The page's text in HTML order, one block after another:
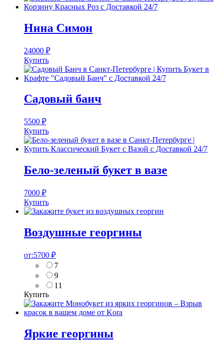
Нина Симон
24000 ₽
Купить
Садовый банч
5500 ₽
Купить
Бело-зеленый букет в вазе
7000 ₽
Купить
Воздушные георгины
от:5700 ₽
7
9
11
Купить
Яркие георгины